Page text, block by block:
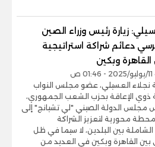
زيارة رئيس وزراء الصين
دعائم شراكة استراتيجية
وبكين
نجلاء العسيلي، عضو مجلس النواب
ذوي الإعاقة بحزب الشعب الجمهوري،
مجلس الدولة الصيني "لي تشيانج" إلى
محورية لتعزيز الشراكة
الشاملة بين البلدين، لا سيما في ظل
بين القاهرة وبكين في العديد من